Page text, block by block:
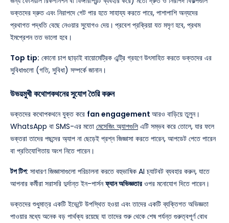
ভক্তদের দ্রুত এবং নিরাপদে গেট পার হতে সাহায্য করতে পারে, পাশাপাশি অন্যদের
প্রথাগত পদ্ধতি বেছে নেওয়ার সুযোগও দেয়। প্রবেশ প্রক্রিয়া যত মসৃণ হবে, প্রথম
ইমপ্রেশন তত ভালো হবে।
Top tip: কোনো চাপ ছাড়াই বায়োমেট্রিক এন্ট্রি গ্রহণে উৎসাহিত করতে ভক্তদের এর
সুবিধাগুলো (গতি, সুবিধা) সম্পর্কে জানান।
উভয়মুখী কথোপকথনের সুযোগ তৈরি করুন
ভক্তদের কথোপকথনে যুক্ত করে fan engagement আরও বাড়িয়ে তুলুন।
WhatsApp বা SMS-এর মতো মেসেজিং অ্যাপগুলি এটি সম্ভব করে তোলে, যার ফলে
ভক্তরা তাদের পছন্দের অ্যাপ না ছেড়েই প্রশ্ন জিজ্ঞাসা করতে পারেন, আপডেট পেতে পারেন
বা প্রতিযোগিতায় অংশ নিতে পারেন।
টপ টিপ: সাধারণ জিজ্ঞাসাগুলো পরিচালনা করতে বহুভাষিক AI চ্যাটবট ব্যবহার করুন, যাতে
আপনার কর্মীরা সরাসরি দুর্দান্ত ইন-পার্সনফ্যান অভিজ্ঞতারওপর মনোযোগ দিতে পারেন।
ভক্তদের শুধুমাত্র একটি ইভেন্টে উপস্থিত হওয়া এবং তাদের একটি ব্যক্তিগত অভিজ্ঞতা
পাওয়ার মধ্যে অনেক বড় পার্থক্য রয়েছে যা তাদের শুরু থেকে শেষ পর্যন্ত গুরুত্বপূর্ণ বোধ